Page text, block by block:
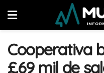
Cooperativa
£69 mil de